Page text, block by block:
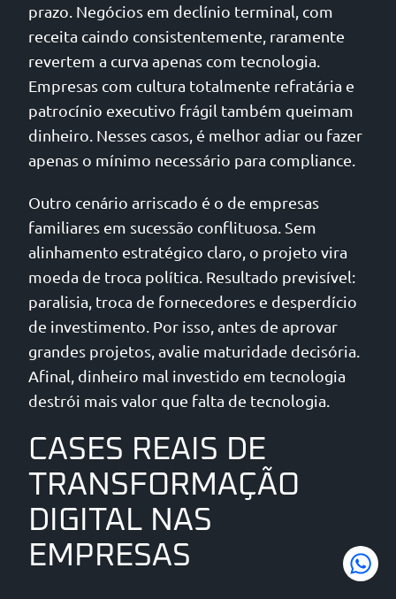
prazo. Negócios em declínio terminal, com
receita caindo consistentemente, raramente
revertem a curva apenas com tecnologia.
Empresas com cultura totalmente refratária e
patrocínio executivo frágil também queimam
dinheiro. Nesses casos, é melhor adiar ou fazer
apenas o mínimo necessário para compliance.
Outro cenário arriscado é o de empresas
familiares em sucessão conflituosa. Sem
alinhamento estratégico claro, o projeto vira
moeda de troca política. Resultado previsível:
paralisia, troca de fornecedores e desperdício
de investimento. Por isso, antes de aprovar
grandes projetos, avalie maturidade decisória.
Afinal, dinheiro mal investido em tecnologia
destrói mais valor que falta de tecnologia.
CASES REAIS DE
TRANSFORMAÇÃO
DIGITAL NAS
EMPRESAS